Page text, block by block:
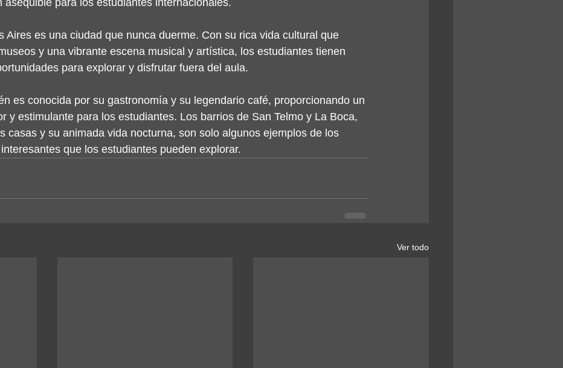
asequible para los estudiantes internacionales.
Aires es una ciudad que nunca duerme. Con su rica vida cultural que
y una vibrante escena musical y artística, los estudiantes tienen
para explorar y disfrutar fuera del aula.
es conocida por su gastronomía y su legendario café, proporcionando un
y estimulante para los estudiantes. Los barrios de San Telmo y La Boca,
casas y su animada vida nocturna, son solo algunos ejemplos de los
que los estudiantes pueden explorar.
Ver todo